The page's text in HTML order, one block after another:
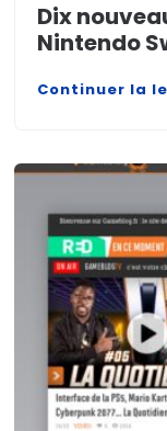
Dix
Nintendo
Continuer la